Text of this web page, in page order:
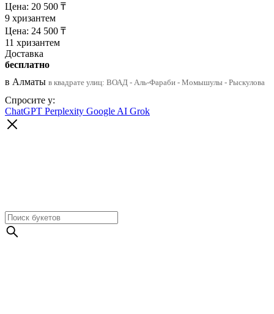
Цена: 20 500 ₸
9 хризантем
Цена: 24 500 ₸
11 хризантем
Доставка
бесплатно
в Алматы в квадрате улиц: ВОАД - Аль-Фараби - Момышулы - Рыскулова
Спросите у:
ChatGPT Perplexity Google AI Grok